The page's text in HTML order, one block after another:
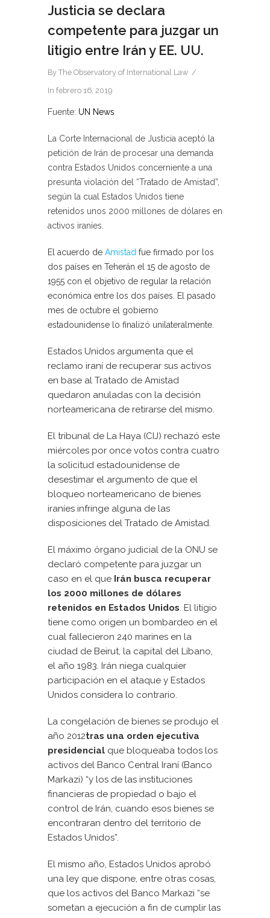
Justicia se declara
competente para juzgar un
litigio entre Irán y EE. UU.
By The Observatory of International Law
In febrero 16, 2019
Fuente: UN News
La Corte Internacional de Justicia aceptó la
petición de Irán de procesar una demanda
contra Estados Unidos concerniente a una
presunta violación del “Tratado de Amistad”,
según la cual Estados Unidos tiene
retenidos unos 2000 millones de dólares en
activos iraníes.
El acuerdo de Amistad fue firmado por los
dos países en Teherán el 15 de agosto de
1955 con el objetivo de regular la relación
económica entre los dos países. El pasado
mes de octubre el gobierno
estadounidense lo finalizó unilateralmente.
Estados Unidos argumenta que el
reclamo iraní de recuperar sus activos
en base al Tratado de Amistad
quedaron anuladas con la decisión
norteamericana de retirarse del mismo.
El tribunal de La Haya (CIJ) rechazó este
miércoles por once votos contra cuatro
la solicitud estadounidense de
desestimar el argumento de que el
bloqueo norteamericano de bienes
iraníes infringe alguna de las
disposiciones del Tratado de Amistad.
El máximo órgano judicial de la ONU se
declaró competente para juzgar un
caso en el que Irán busca recuperar
los 2000 millones de dólares
retenidos en Estados Unidos. El litigio
tiene como origen un bombardeo en el
cual fallecieron 240 marines en la
ciudad de Beirut, la capital del Líbano,
el año 1983. Irán niega cualquier
participación en el ataque y Estados
Unidos considera lo contrario.
La congelación de bienes se produjo el
año 2012tras una orden ejecutiva
presidencial que bloqueaba todos los
activos del Banco Central Iraní (Banco
Markazi) “y los de las instituciones
financieras de propiedad o bajo el
control de Irán, cuando esos bienes se
encontraran dentro del territorio de
Estados Unidos”.
El mismo año, Estados Unidos aprobó
una ley que dispone, entre otras cosas,
que los activos del Banco Markazi “se
sometan a ejecución a fin de cumplir las